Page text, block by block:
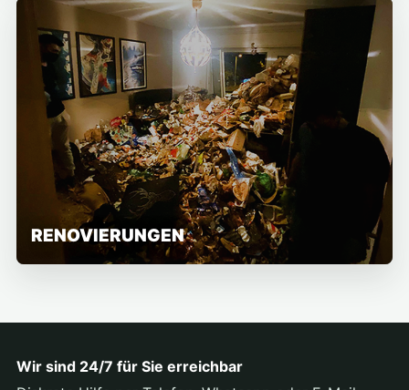
RENOVIERUNGEN
Wir sind 24/7 für Sie erreichbar